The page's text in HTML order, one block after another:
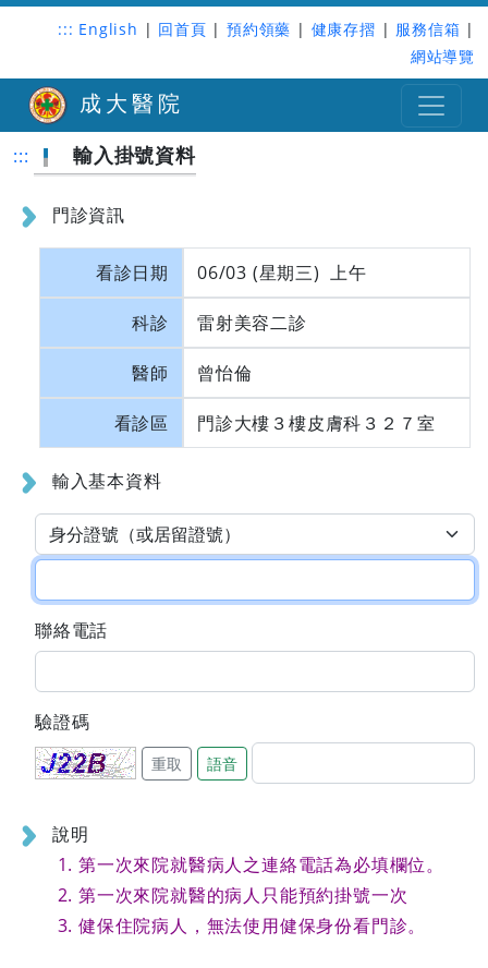
::: English | 回首頁 | 預約領藥 | 健康存摺 | 服務信箱 |
網站導覽
成大醫院
::: 輸入掛號資料
門診資訊
看診日期 06/03 (星期三) 上午
科診 雷射美容二診
醫師 曾怡倫
看診區 門診大樓３樓皮膚科３２７室
輸入基本資料
聯絡電話
驗證碼
重取 語音
說明
第一次來院就醫病人之連絡電話為必填欄位。
第一次來院就醫的病人只能預約掛號一次
健保住院病人，無法使用健保身份看門診。